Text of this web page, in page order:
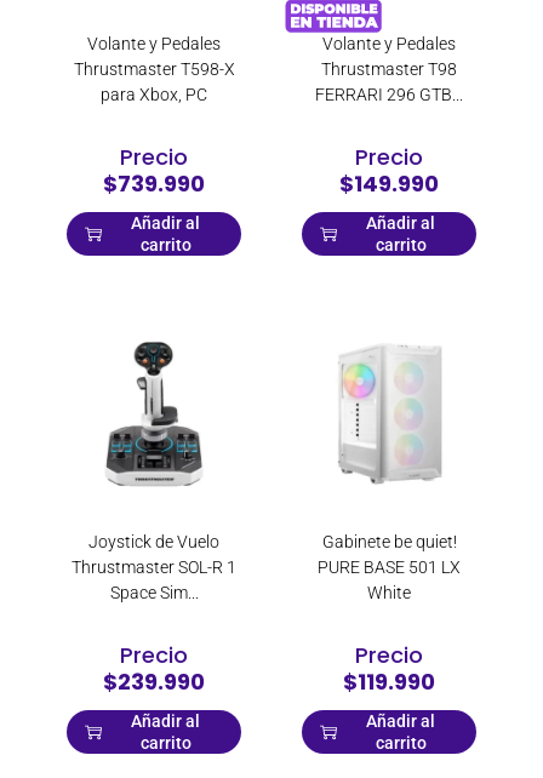
Volante y Pedales
Thrustmaster T598-X
para Xbox, PC
Precio
$739.990
Añadir al
carrito
Volante y Pedales
Thrustmaster T98
FERRARI 296 GTB...
Precio
$149.990
Añadir al
carrito
Joystick de Vuelo
Thrustmaster SOL-R 1
Space Sim...
Precio
$239.990
Añadir al
carrito
Gabinete be quiet!
PURE BASE 501 LX
White
Precio
$119.990
Añadir al
carrito